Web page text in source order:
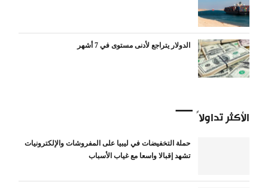
الدولار يتراجع لأدنى مستوى في 7 أشهر
الأكثر تداولاً
حملة التخفيضات في ليبيا على المفروشات والإلكترونيات
تشهد إقبالا واسعا مع غياب الأسباب